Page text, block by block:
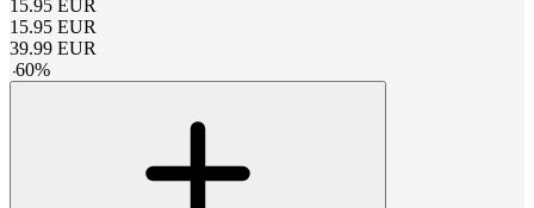
15.95 EUR
15.95 EUR
39.99 EUR
-60%